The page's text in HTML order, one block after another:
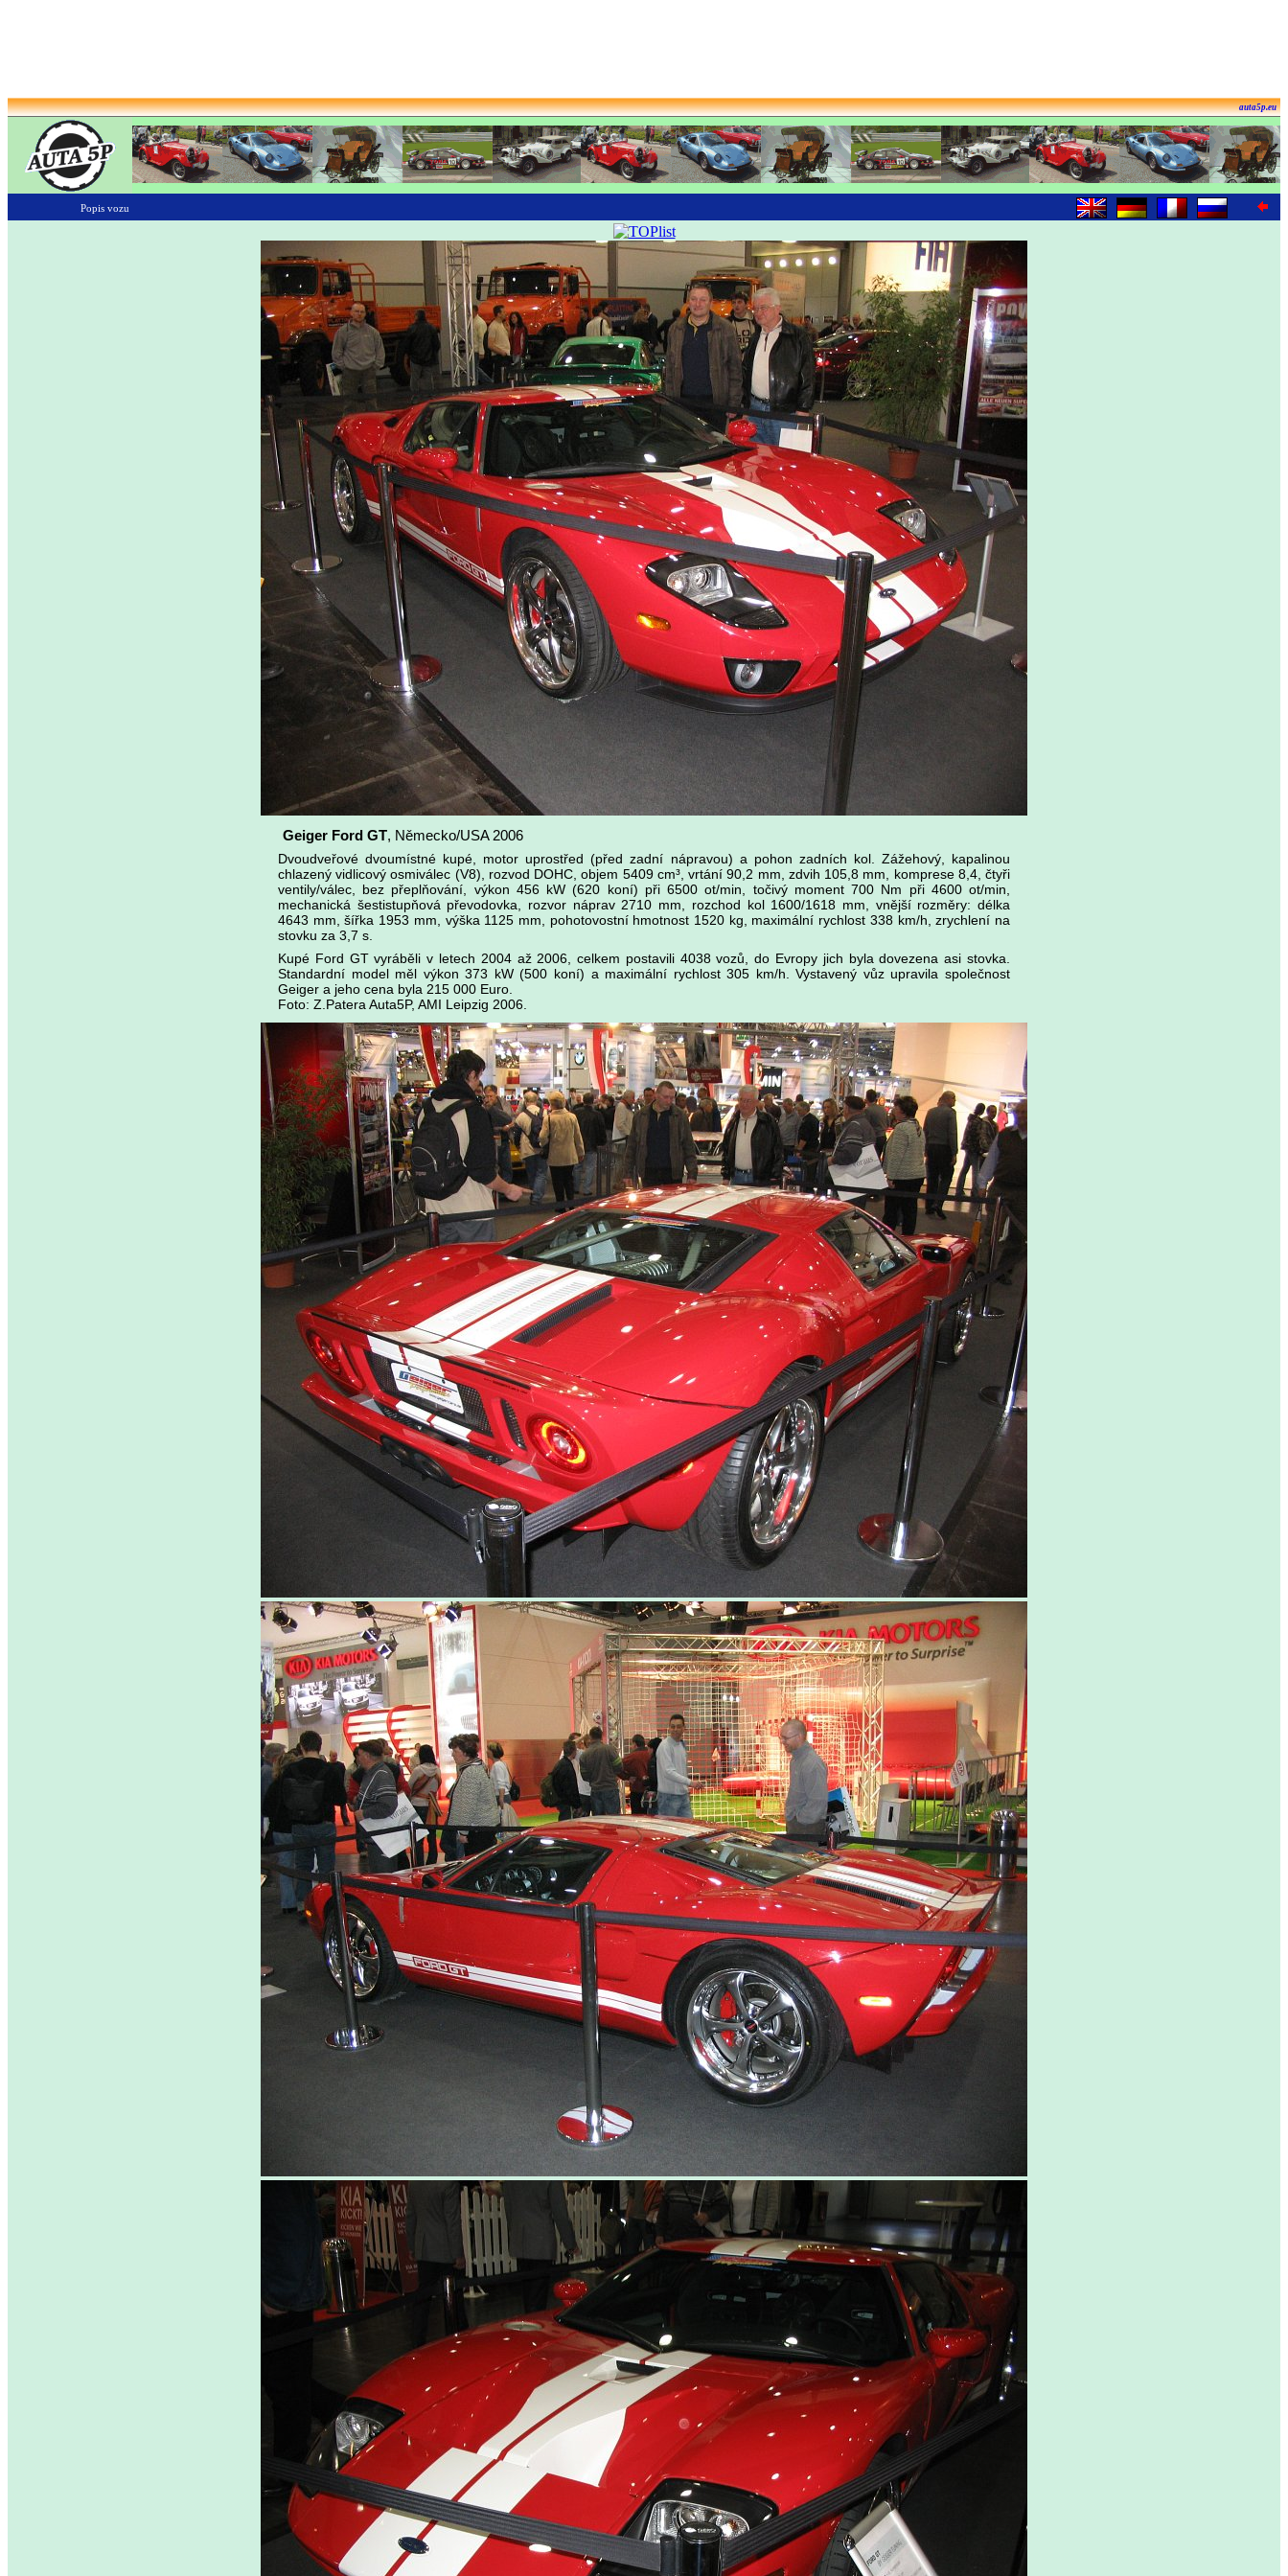
auta5p.eu
Popis vozu
Geiger Ford GT, Německo/USA 2006
Dvoudveřové dvoumístné kupé, motor uprostřed (před zadní nápravou) a pohon zadních kol. Zážehový, kapalinou
chlazený vidlicový osmiválec (V8), rozvod DOHC, objem 5409 cm³, vrtání 90,2 mm, zdvih 105,8 mm, komprese 8,4, čtyři
ventily/válec, bez přeplňování, výkon 456 kW (620 koní) při 6500 ot/min, točivý moment 700 Nm při 4600 ot/min,
mechanická šestistupňová převodovka, rozvor náprav 2710 mm, rozchod kol 1600/1618 mm, vnější rozměry: délka
4643 mm, šířka 1953 mm, výška 1125 mm, pohotovostní hmotnost 1520 kg, maximální rychlost 338 km/h, zrychlení na
stovku za 3,7 s.
Kupé Ford GT vyráběli v letech 2004 až 2006, celkem postavili 4038 vozů, do Evropy jich byla dovezena asi stovka.
Standardní model měl výkon 373 kW (500 koní) a maximální rychlost 305 km/h. Vystavený vůz upravila společnost
Geiger a jeho cena byla 215 000 Euro.
Foto: Z.Patera Auta5P, AMI Leipzig 2006.